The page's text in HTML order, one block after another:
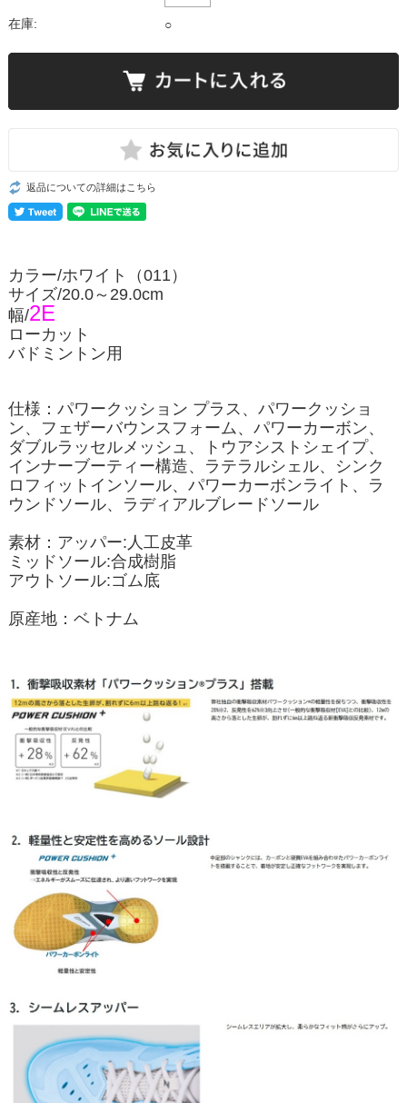
在庫: ○
返品についての詳細はこちら
カラー/ホワイト（011）
サイズ/20.0～29.0cm
幅/2E
ローカット
バドミントン用
仕様： パワークッション プラス、パワークッショ
ン、フェザーバウンスフォーム、パワーカーボン、
ダブルラッセルメッシュ、トウアシストシェイプ、
インナーブーティー構造、ラテラルシェル、シンク
ロフィットインソール、パワーカーボンライト、ラ
ウンドソール、ラディアルブレードソール
素材： アッパー:人工皮革
ミッドソール:合成樹脂
アウトソール:ゴム底
原産地： ベトナム